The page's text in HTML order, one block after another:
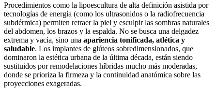
Procedimientos como la lipoescultura de alta definición asistida por
tecnologías de energía (como los ultrasonidos o la radiofrecuencia
subdérmica) permiten retraer la piel y esculpir las sombras naturales
del abdomen, los brazos y la espalda. No se busca una delgadez
extrema y vacía, sino una apariencia tonificada, atlética y
saludable. Los implantes de glúteos sobredimensionados, que
dominaron la estética urbana de la última década, están siendo
sustituidos por remodelaciones híbridas mucho más moderadas,
donde se prioriza la firmeza y la continuidad anatómica sobre las
proyecciones exageradas.